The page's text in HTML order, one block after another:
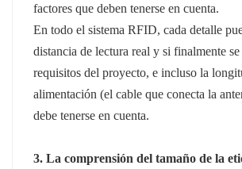
factores que deben tenerse en cuenta.
En todo el sistema RFID, cada detalle
distancia de lectura real y si finalmente
requisitos del proyecto, e incluso la
alimentación (el cable que conecta la
debe tenerse en cuenta.
3. La comprensión del tamaño de la